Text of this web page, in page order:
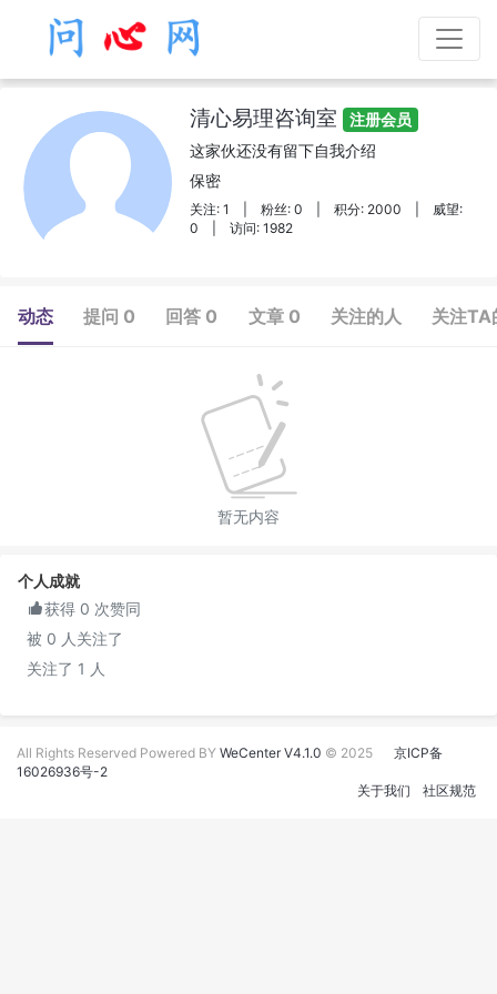
清心易理咨询室
注册会员
这家伙还没有留下自我介绍
保密
关注: 1 粉丝: 0 积分: 2000
威望:
0
访问: 1982
动态 提问 0 回答 0 文章 0 关注的人 关注TA
暂无内容
个人成就
获得 0 次赞同
被 0 人关注了
关注了 1 人
All Rights Reserved Powered BY WeCenter V4.1.0 © 2025
京ICP备
16026936号-2
关于我们
社区规范